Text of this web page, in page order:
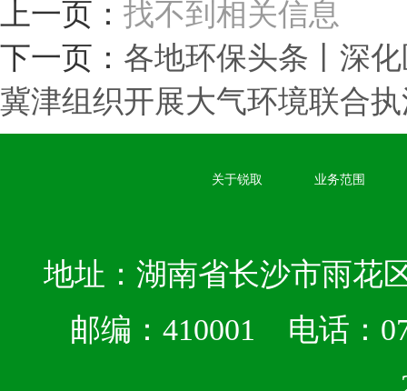
上一页： 找不到相关信息
下一页： 各地环保头条丨深
冀津组织开展大气环境联合
关于锐取 业务范围
地址：湖南省长沙市雨花
邮编：410001 电话：